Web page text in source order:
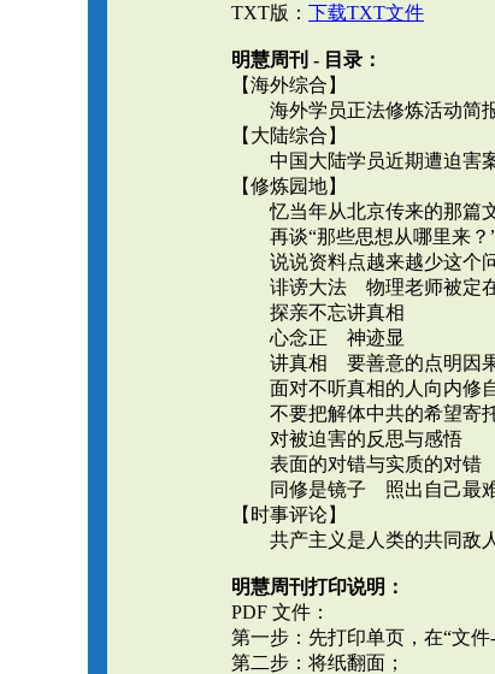
TXT版： 下载TXT文件
明慧周刊 - 目录：
【海外综合】
海外学员正法修炼活动简
【大陆综合】
中国大陆学员近期遭迫害
【修炼园地】
忆当年从北京传来的那篇
再谈“那些思想从哪里来？
说说资料点越来越少这个
诽谤大法 物理老师被定
探亲不忘讲真相
心念正 神迹显
讲真相 要善意的点明因
面对不听真相的人向内修
不要把解体中共的希望寄
对被迫害的反思与感悟
表面的对错与实质的对错
同修是镜子 照出自己最难
【时事评论】
共产主义是人类的共同敌人
明慧周刊打印说明：
PDF 文件：
第一步：先打印单页，在“文
第二步：将纸翻面；